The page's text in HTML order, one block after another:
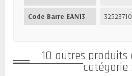
Code Barre EAN13
10 autres
catégorie :